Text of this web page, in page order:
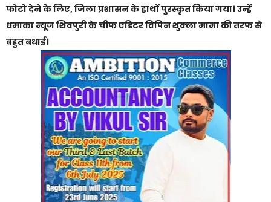
फोटो देने के लिए, जिला प्रशासन के हाथों पुरस्कृत किया गया। उन्हें
धमाका न्यूज शिवपुरी के चीफ एडिटर विपिन शुक्ला मामा की तरफ से
बहुत बधाई।